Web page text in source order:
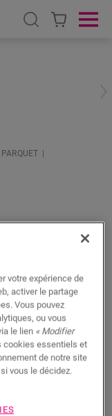
Open search
dos de la plinthe
votre expérience de
activer le partage
Vous pouvez
ou vous
le lien « Modifier
cookies essentiels et
de notre site
vous le décidez.